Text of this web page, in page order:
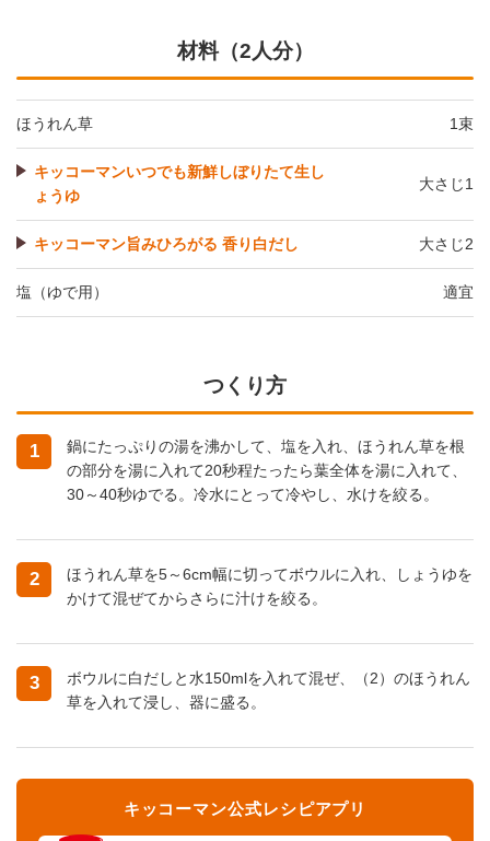
材料（2人分）
ほうれん草 1束
キッコーマンいつでも新鮮しぼりたて生し
ょうゆ
大さじ1
キッコーマン旨みひろがる 香り白だし 大さじ2
塩（ゆで用） 適宜
つくり方
1
鍋にたっぷりの湯を沸かして、塩を入れ、ほうれん草を根
の部分を湯に入れて20秒程たったら葉全体を湯に入れて、
30～40秒ゆでる。冷水にとって冷やし、水けを絞る。
2
ほうれん草を5～6cm幅に切ってボウルに入れ、しょうゆを
かけて混ぜてからさらに汁けを絞る。
3
ボウルに白だしと水150mlを入れて混ぜ、（2）のほうれん
草を入れて浸し、器に盛る。
キッコーマン公式レシピアプリ